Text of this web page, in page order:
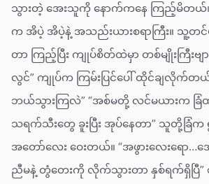
သွားတဲ့ အေးသူကို နောက်ကနေ ကြည့်မိတယ်။
က အိပဲ့ အိပဲ့နဲ့ အသည်းယားစရာကြီး။ သူ့တင်ပ
တာ ကြည့်ပြီး ကျုပ်စိတ်ထဲမှာ တစ်မျိုးကြီးဗျ
လွင်” ကျုပ်က ကြမ်းပြင်ပေါ် ထိုင်ချလိုက်
ဘယ်သွားကြလဲ” “အစ်မတို့ လင်မယားက ခြံ
သရက်သီးတွေ ခူးပြီး အုပ်နေတာ” သူတို့ခြံက ရွ
အတော်လေး ဝေးတယ်။ “အဖွားလေးရော
ညီမနဲ့ တွံတေးကို လိုက်သွားတာ နှစ်ရက်ရှိပြီ” စ